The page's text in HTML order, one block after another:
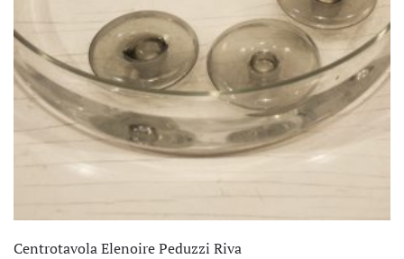
Centrotavola Elenoire Peduzzi Riva